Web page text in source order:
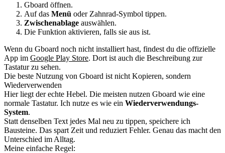
Gboard öffnen.
Auf das Menü oder Zahnrad-Symbol tippen.
Zwischenablage auswählen.
Die Funktion aktivieren, falls sie aus ist.
Wenn du Gboard noch nicht installiert hast, findest du die offizielle
App im Google Play Store. Dort ist auch die Beschreibung zur
Tastatur zu sehen.
Die beste Nutzung von Gboard ist nicht Kopieren, sondern
Wiederverwenden
Hier liegt der echte Hebel. Die meisten nutzen Gboard wie eine
normale Tastatur. Ich nutze es wie ein Wiederverwendungs-
System.
Statt denselben Text jedes Mal neu zu tippen, speichere ich
Bausteine. Das spart Zeit und reduziert Fehler. Genau das macht den
Unterschied im Alltag.
Meine einfache Regel: